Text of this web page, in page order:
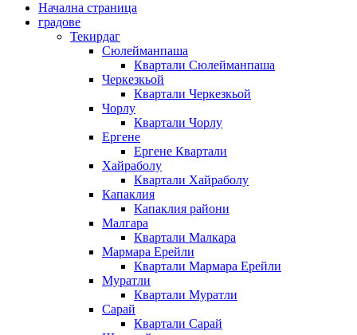
Начална страница
градове
Текирдаг
Сюлейманпаша
Квартали Сюлейманпаша
Черкезкьой
Квартали Черкезкьой
Чорлу
Квартали Чорлу
Ергене
Ергене Квартали
Хайраболу
Квартали Хайраболу
Капаклия
Капаклия райони
Малгара
Квартали Малкара
Мармара Ерейли
Квартали Мармара Ерейли
Муратли
Квартали Муратли
Сарай
Квартали Сарай